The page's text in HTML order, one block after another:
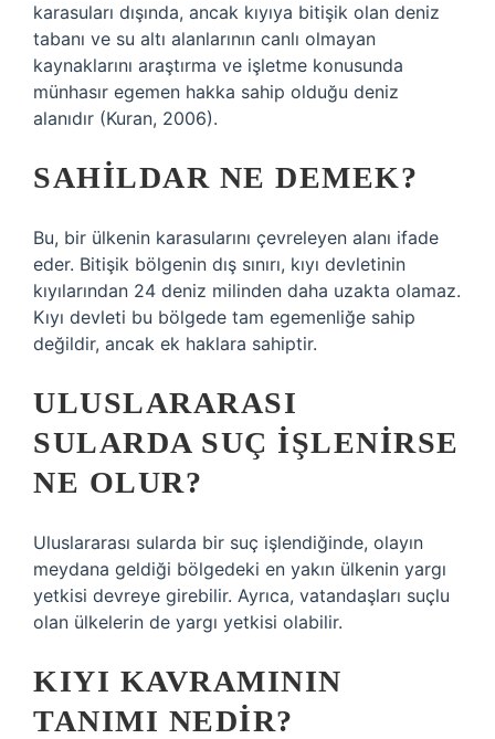
karasuları dışında, ancak kıyıya bitişik olan deniz
tabanı ve su altı alanlarının canlı olmayan
kaynaklarını araştırma ve işletme konusunda
münhasır egemen hakka sahip olduğu deniz
alanıdır (Kuran, 2006).
SAHILDAR NE DEMEK?
Bu, bir ülkenin karasularını çevreleyen alanı ifade
eder. Bitişik bölgenin dış sınırı, kıyı devletinin
kıyılarından 24 deniz milinden daha uzakta olamaz.
Kıyı devleti bu bölgede tam egemenliğe sahip
değildir, ancak ek haklara sahiptir.
ULUSLARARASI
SULARDA SUÇ IŞLENIRSE
NE OLUR?
Uluslararası sularda bir suç işlendiğinde, olayın
meydana geldiği bölgedeki en yakın ülkenin yargı
yetkisi devreye girebilir. Ayrıca, vatandaşları suçlu
olan ülkelerin de yargı yetkisi olabilir.
KIYI KAVRAMININ
TANIMI NEDIR?